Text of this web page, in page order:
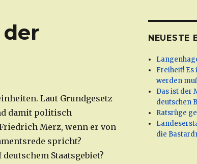
Laut Grundgesetz
damit politisch
Merz, wenn er von
spricht?
Staatsgebiet?
NEUESTE
Freiheit!
werden
Das ist der
deutschen
Ratsrüge
die